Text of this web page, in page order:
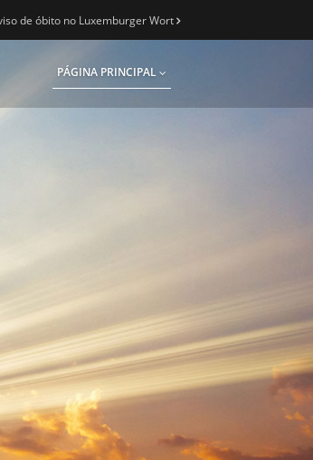
de óbito no Luxemburger Wort
PÁGINA PRINCIPAL